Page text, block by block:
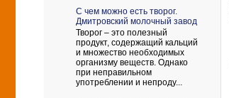
С чем можно есть творог.
Дмитровский молочный завод
Творог – это полезный
продукт, содержащий кальций
и множество необходимых
организму веществ. Однако
при неправильном
употреблении и непроду...